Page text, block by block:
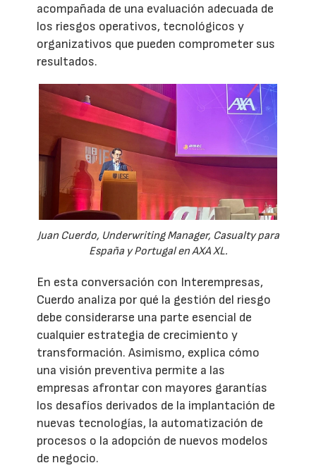
acompañada de una evaluación adecuada de
los riesgos operativos, tecnológicos y
organizativos que pueden comprometer sus
resultados.
Juan Cuerdo, Underwriting Manager, Casualty para
España y Portugal en AXA XL.
En esta conversación con Interempresas,
Cuerdo analiza por qué la gestión del riesgo
debe considerarse una parte esencial de
cualquier estrategia de crecimiento y
transformación. Asimismo, explica cómo
una visión preventiva permite a las
empresas afrontar con mayores garantías
los desafíos derivados de la implantación de
nuevas tecnologías, la automatización de
procesos o la adopción de nuevos modelos
de negocio.